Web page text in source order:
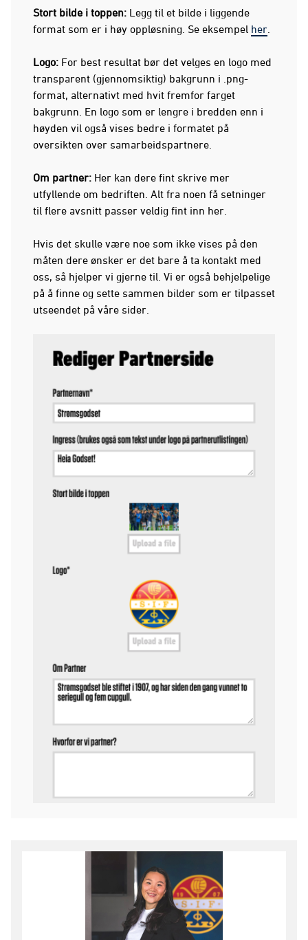
Stort bilde i toppen: Legg til et bilde i liggende
format som er i høy oppløsning. Se eksempel her
Logo: For best resultat bør det velges en logo med
transparent (gjennomsiktig) bakgrunn i .png-
format, alternativt med hvit fremfor farget
bakgrunn. En logo som er lengre i bredden enn i
høyden vil også vises bedre i formatet på
oversikten over samarbeidspartnere.
Om partner: Her kan dere fint skrive mer
utfyllende om bedriften. Alt fra noen få setninger
til flere avsnitt passer veldig fint inn her.
Hvis det skulle være noe som ikke vises på den
måten dere ønsker er det bare å ta kontakt med
oss, så hjelper vi gjerne til. Vi er også behjelpelige
på å finne og sette sammen bilder som er tilpasset
utseendet på våre sider.